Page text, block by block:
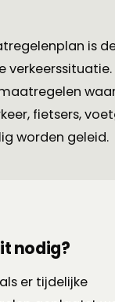
is
fietsers,
worden geleid.
nodig?
er tijdelijke